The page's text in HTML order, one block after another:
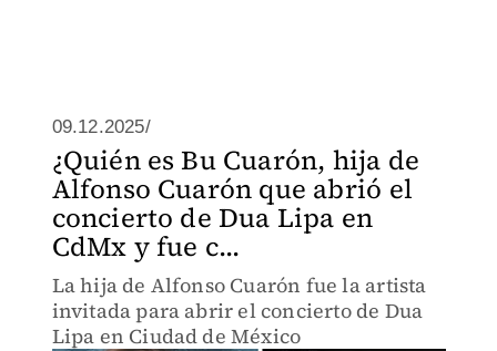
09.12.2025/
¿Quién es Bu Cuarón, hija de
Alfonso Cuarón que abrió el
concierto de Dua Lipa en
CdMx y fue c...
La hija de Alfonso Cuarón fue la artista
invitada para abrir el concierto de Dua
Lipa en Ciudad de México